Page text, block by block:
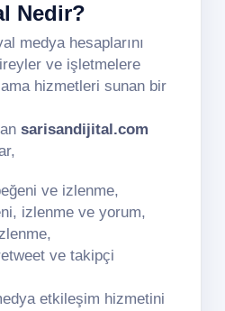
Nedir?
medya hesaplarını
ve işletmelere
hizmetleri sunan bir
sarisandijital.com
ve izlenme,
izlenme ve yorum,
ve takipçi
etkileşim hizmetini